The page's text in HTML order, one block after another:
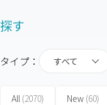
探す
タイプ： すべて
All (2070) New (60)